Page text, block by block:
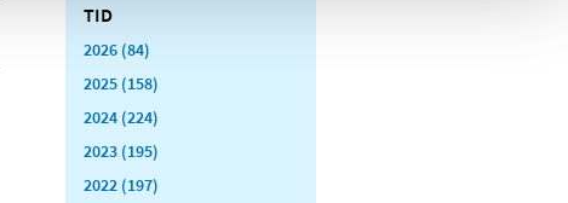
TID
2026 (84)
2025 (158)
2024 (224)
2023 (195)
2022 (197)